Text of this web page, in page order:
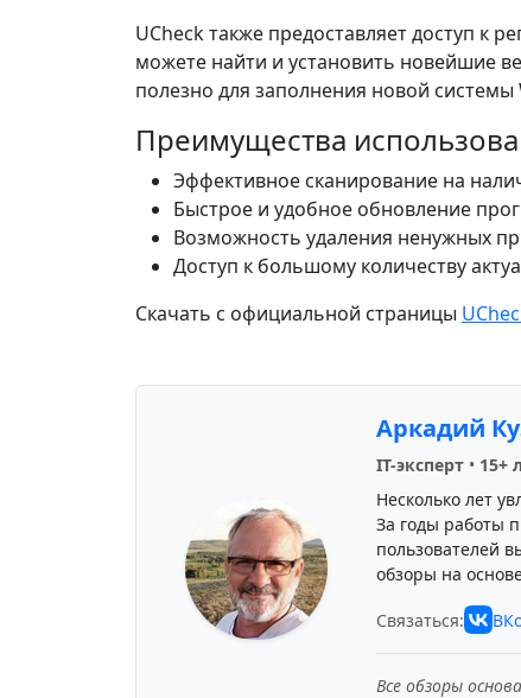
UCheck также предоставляет доступ к
можете найти и установить новейшие
полезно для заполнения новой
Преимущества
Эффективное сканирование на
Быстрое и удобное обновление
Возможность удаления ненужных
Доступ к большому количеству
Скачать с официальной страницы
Аркадий
IT-эксперт• 15+
Несколько лет
За годы работы
пользователей
обзоры на
Связаться:
Все обзоры